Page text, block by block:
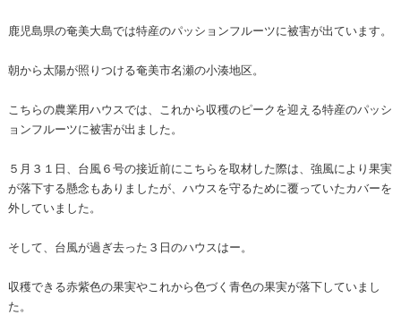
鹿児島県の奄美大島では特産のパッションフルーツに被害が出ています。
朝から太陽が照りつける奄美市名瀬の小湊地区。
こちらの農業用ハウスでは、これから収穫のピークを迎える特産のパッシ
ョンフルーツに被害が出ました。
５月３１日、台風６号の接近前にこちらを取材した際は、強風により果実
が落下する懸念もありましたが、ハウスを守るために覆っていたカバーを
外していました。
そして、台風が過ぎ去った３日のハウスはー。
収穫できる赤紫色の果実やこれから色づく青色の果実が落下していまし
た。